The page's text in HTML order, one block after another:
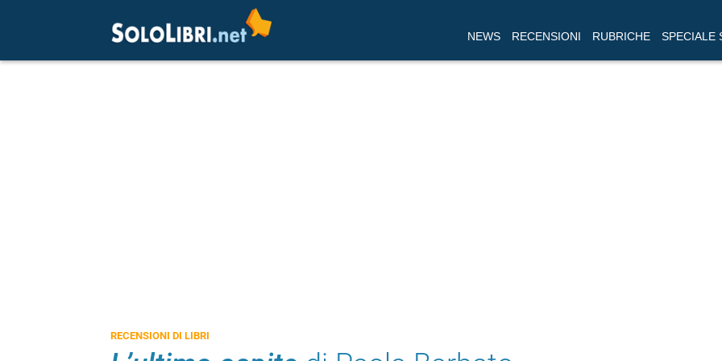
NEWS RECENSIONI RUBRICHE SPECIALE
RECENSIONI DI LIBRI